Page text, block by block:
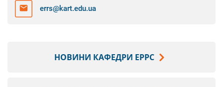
errs@kart.edu.ua
НОВИНИ КАФЕДРИ ЕРРС